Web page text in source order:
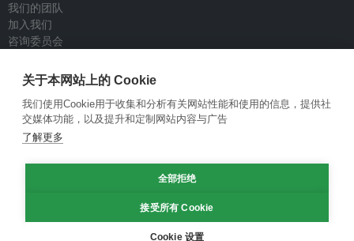
我们的团队
加入我们
咨询委员会
联系我们
政策
重新发布指南
专栏指南
关于本网站上的 Cookie
我们使用Cookie用于收集和分析有关网站性能和使用的信息，提供社
交媒体功能，以及提升和定制网站内容与广告
了解更多
全部拒绝
接受所有 Cookie
Cookie 设置